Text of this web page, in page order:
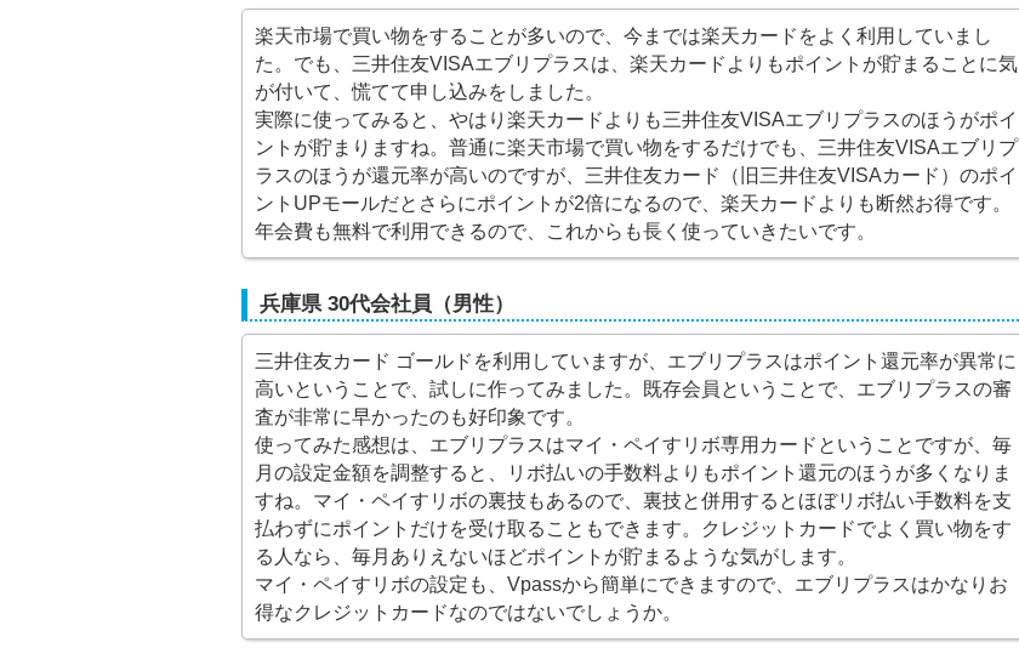
楽天市場で買い物をすることが多いので、今までは楽天カードをよく利用していまし
た。でも、三井住友VISAエブリプラスは、楽天カードよりもポイントが貯まることに気
が付いて、慌てて申し込みをしました。
実際に使ってみると、やはり楽天カードよりも三井住友VISAエブリプラスのほうがポイ
ントが貯まりますね。普通に楽天市場で買い物をするだけでも、三井住友VISAエブリプ
ラスのほうが還元率が高いのですが、三井住友カード（旧三井住友VISAカード）のポイ
ントUPモールだとさらにポイントが2倍になるので、楽天カードよりも断然お得です。
年会費も無料で利用できるので、これからも長く使っていきたいです。
兵庫県 30代会社員（男性）
三井住友カード ゴールドを利用していますが、エブリプラスはポイント還元率が異常に
高いということで、試しに作ってみました。既存会員ということで、エブリプラスの審
査が非常に早かったのも好印象です。
使ってみた感想は、エブリプラスはマイ・ペイすリボ専用カードということですが、毎
月の設定金額を調整すると、リボ払いの手数料よりもポイント還元のほうが多くなりま
すね。マイ・ペイすリボの裏技もあるので、裏技と併用するとほぼリボ払い手数料を支
払わずにポイントだけを受け取ることもできます。クレジットカードでよく買い物をす
る人なら、毎月ありえないほどポイントが貯まるような気がします。
マイ・ペイすリボの設定も、Vpassから簡単にできますので、エブリプラスはかなりお
得なクレジットカードなのではないでしょうか。